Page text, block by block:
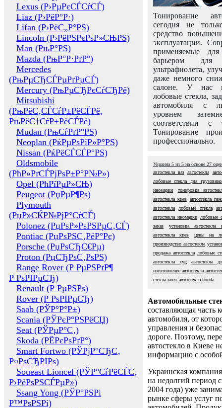
Lexus (Р›РµРєСЃСѓСЃ)
Liaz (Р›РёР°Р·)
Lifan (Р›РёС„Р°РЅ)
Lincoln (Р›РёРЅРєРѕР»СЊРЅ)
Man (РњР°РЅ)
Mazda (РњР°Р·РґР°)
Mercedes
(РњРµСЂСЃРµРґРµСЃ)
Mercury (РњРµСЂРєСѓСЂРё)
Mitsubishi
(РњРёС‚СЃСѓР±РёСЃРё,
РњРёС†СѓР±РёСЃРё)
Mudan (РњСѓРґР°РЅ)
Neoplan (РќРµРѕРїР»Р°РЅ)
Nissan (РќРёСЃСЃР°РЅ)
Oldsmobile
(РћР»РґСЃРјРѕР±Р°Р№Р»)
Opel (РћРїРµР»СЊ)
Peugeot (РџРµР¶Рѕ)
Plymouth
(РџР»СЌР№РјР°СѓСЃ)
Polonez (РџРѕР»РѕРЅРµС‚СЃ)
Pontiac (РџРѕРЅС‚РёР°Рє)
Porsche (РџРѕСЂС€Рµ)
Proton (РџСЂРѕС‚РѕРЅ)
Range Rover (Р РµРЅРґР¶
Р РѕРІРµСЂ)
Renault (Р РµРЅРѕ)
Rover (Р РѕРІРµСЂ)
Saab (РЎР°Р°Р±)
Scania (РЎРєР°РЅРёСЏ)
Seat (РЎРµР°С‚)
Skoda (РЁРєРѕРґР°)
Smart Fortwo (РЎРјР°СЂС‚
Р¤РѕСЂРІРѕ)
Soueast Lioncel (РЎР°СѓРёСЃС‚
Р›РёРѕРЅСЃРµР»)
Ssang Yong (РЎР°РЅРі
Р™РѕРЅРі)
Тонирование
сегодня не
средство
эксплуатации.
применяемые
барьером для
ультрафиолета,
даже немного
салоне. У нас
лобовые стекла,
автомобиля с
уровнем
соответствии с
Тонирование
профессионально.
Украина 5 из 5 на основе 27
автостекла ваз автостекла
лобовые стекла для
иномарки
тонировка
автостекла киев автостекла
автостекла
лобовые стекла
автостекла иномарки
лобовые
заказ
установка автостекла
автостекла киев
цены на
производство автостекла
продажа автостекла лобовые
автостекла xyg
автостекла
изготовление автостекла
стекла киев автостекла honda
Автомобильные
составляющая часть
автомобиля, от
управления и
дороге. Поэтому,
автостекло в Киеве
информацию с
Украинская
на недолгий период
2004 года) уже
рынке сферы услуг